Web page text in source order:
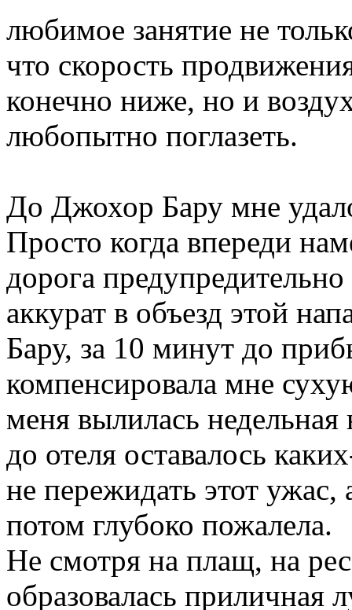
любимое занятие не
что скорость
конечно ниже, но и
любопытно поглазеть.
До Джохор Бару мне
Просто когда впереди
дорога
аккурат в объезд этой
Бару, за 10 минут до
компенсировала мне
меня вылилась
до отеля оставалось
не пережидать этот
потом глубоко пожалела.
Не смотря на плащ, на
образовалась приличная